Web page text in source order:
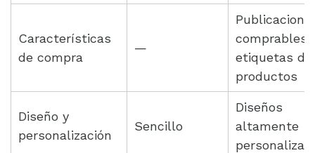
Características
de compra
—
comprables
etiquetas de
productos
Diseño y
personalización
Sencillo
Diseños
altamente